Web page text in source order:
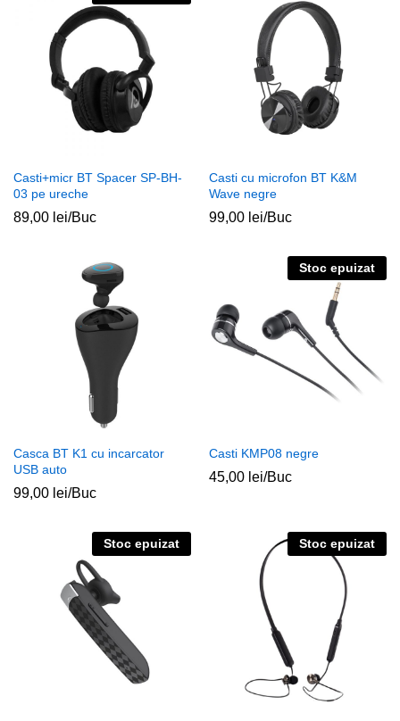
Casti+micr BT Spacer SP-BH-
03 pe ureche
89,00 lei/Buc
Casti cu microfon BT K&M
Wave negre
99,00 lei/Buc
Casca BT K1 cu incarcator
USB auto
99,00 lei/Buc
Stoc epuizat
Casti KMP08 negre
45,00 lei/Buc
Stoc epuizat Stoc epuizat